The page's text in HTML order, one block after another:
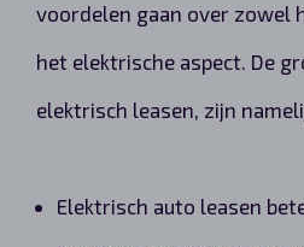
voordelen gaan over zowel
het elektrische aspect. De
elektrisch leasen, zijn
Elektrisch auto leasen